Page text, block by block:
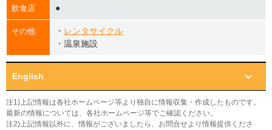
飲食店 ●
その他 ・ レンタサイクル
・温泉施設
English
注1)上記情報は各社ホームページ等より独自に情報収集・作成したものです。
最新の情報については、各社ホームページ等でご確認ください。
注2)上記情報以外に、情報がございましたら、お問合せより情報提供くださ